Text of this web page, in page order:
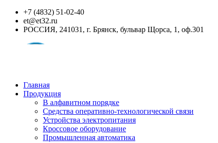
+7 (4832) 51-02-40
et@et32.ru
РОССИЯ, 241031, г. Брянск, бульвар Щорса, 1, оф.301
Главная
Продукция
В алфавитном порядке
Средства оперативно-технологической связи
Устройства электропитания
Кроссовое оборудование
Промышленная автоматика